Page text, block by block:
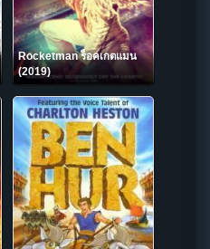
Rocketman ร็อคเกตแมน
(2019)